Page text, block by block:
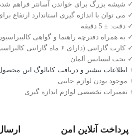
✓ شیشه بزرگ برای خواندن آسانتر فراهم
✓ می توان با اندازه گیری استاندارد ارتفاع
✓ دقت: ± 5 دقیقه
✓ به همراه دفترچه راهنما و گواهی
✓ کارت گارانتی (دارای ۶ ماه گارانتی کالبراسیون، ضمانت تعویض در صورت عدم کالیبره)
✓ تحت لیسانس آلمان
+ اطلاعات بیشتر و دریافت کاتالوگ این
+ موجود بودن لوازم جانبی
+ تعمیرات تخصصی لوازم اندازه گیری
پرداخت آنلاین امن